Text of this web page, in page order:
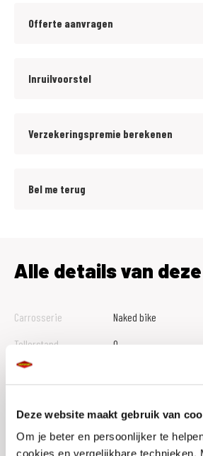
Deze website maakt gebruik van
Om je beter en persoonlijker te
cookies en vergelijkbare technieken.
Ook voor uw motorkleding ben je bij ons van
dienst met een profesioneel advies.
Offerte aanvragen
Inruilvoorstel
Verzekeringspremie berekenen
Bel me terug
Alle details van deze
Carrosserie
Naked bike
Tellerstand
0
Btw Marge
Den Bosch
Conditie
Nieuw